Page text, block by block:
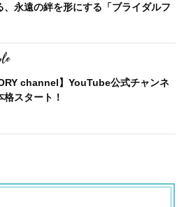
、永遠の絆を形にする「ブライダルフ
channel】YouTube公式チャンネ
格スタート！